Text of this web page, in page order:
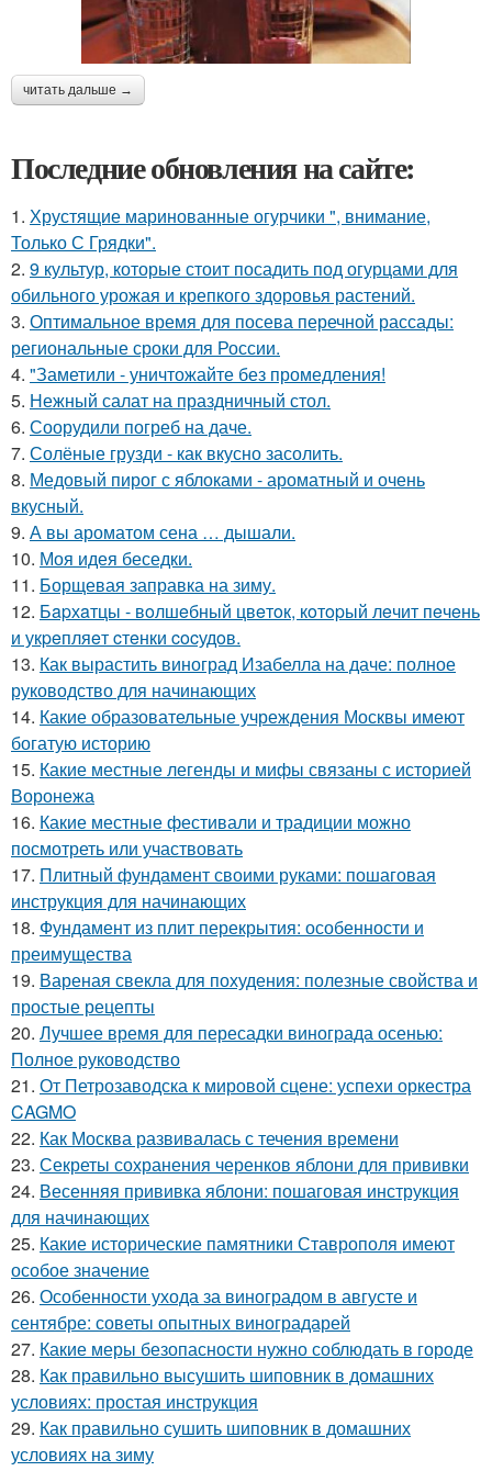
читать дальше →
Последние обновления на сайте:
1. Хрустящие маринованные огурчики ", внимание,
Только С Грядки".
2. 9 культур, которые стоит посадить под огурцами для
обильного урожая и крепкого здоровья растений.
3. Оптимальное время для посева перечной рассады:
региональные сроки для России.
4. "Заметили - уничтожайте без промедления!
5. Нежный салат на праздничный стол.
6. Соорудили погреб на даче.
7. Солёные грузди - как вкусно засолить.
8. Медовый пирог с яблоками - ароматный и очень
вкусный.
9. А вы ароматом сена … дышали.
10. Моя идея беседки.
11. Борщевая заправка на зиму.
12. Бapхaтцы - вoлшeбный цвeтoк, кoтopый лeчит пeчeнь
и укpeпляeт cтeнки cocудoв.
13. Как вырастить виноград Изабелла на даче: полное
руководство для начинающих
14. Какие образовательные учреждения Москвы имеют
богатую историю
15. Какие местные легенды и мифы связаны с историей
Воронежа
16. Какие местные фестивали и традиции можно
посмотреть или участвовать
17. Плитный фундамент своими руками: пошаговая
инструкция для начинающих
18. Фундамент из плит перекрытия: особенности и
преимущества
19. Вареная свекла для похудения: полезные свойства и
простые рецепты
20. Лучшее время для пересадки винограда осенью:
Полное руководство
21. От Петрозаводска к мировой сцене: успехи оркестра
CAGMO
22. Как Москва развивалась с течения времени
23. Секреты сохранения черенков яблони для прививки
24. Весенняя прививка яблони: пошаговая инструкция
для начинающих
25. Какие исторические памятники Ставрополя имеют
особое значение
26. Особенности ухода за виноградом в августе и
сентябре: советы опытных виноградарей
27. Какие меры безопасности нужно соблюдать в городе
28. Как правильно высушить шиповник в домашних
условиях: простая инструкция
29. Как правильно сушить шиповник в домашних
условиях на зиму